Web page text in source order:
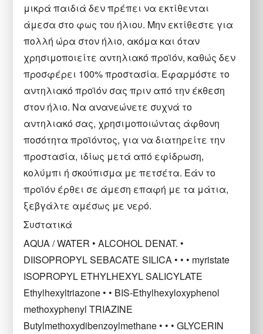
μικρά παιδιά δεν πρέπει να εκτίθενται
άμεσα στο φως του ήλιου. Μην εκτίθεστε για
πολλή ώρα στον ήλιο, ακόμα και όταν
χρησιμοποιείτε αντηλιακό προϊόν, καθώς δεν
προσφέρει 100% προστασία. Εφαρμόστε το
αντηλιακό προϊόν σας πριν από την έκθεση
στον ήλιο. Να ανανεώνετε συχνά το
αντηλιακό σας, χρησιμοποιώντας άφθονη
ποσότητα προϊόντος, για να διατηρείτε την
προστασία, ιδίως μετά από εφίδρωση,
κολύμπι ή σκούπισμα με πετσέτα. Εάν το
προϊόν έρθει σε άμεση επαφή με τα μάτια,
ξεβγάλτε αμέσως με νερό.
Συστατικά
AQUA / WATER • ALCOHOL DENAT. •
DIISOPROPYL SEBACATE SILICA • • • myristate
ISOPROPYL ETHYLHEXYL SALICYLATE
Ethylhexyltriazone • • BIS-Ethylhexyloxyphenol
methoxyphenyl TRIAZINE
Butylmethoxydibenzoylmethane • • • GLYCERIN